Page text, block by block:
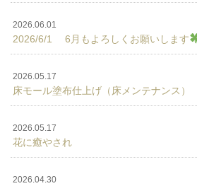
2026.06.01
2026/6/1 6月もよろしくお願いします
2026.05.17
床モール塗布仕上げ（床メンテナンス）
2026.05.17
花に癒やされ
2026.04.30